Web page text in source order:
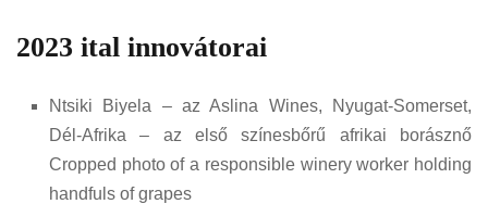
2023 ital innovátorai
Ntsiki Biyela – az Aslina Wines, Nyugat-Somerset,
Dél-Afrika – az első színesbőrű afrikai borásznő
Cropped photo of a responsible winery worker holding
handfuls of grapes